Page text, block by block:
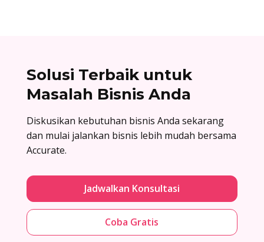
Solusi Terbaik untuk
Masalah Bisnis Anda
Diskusikan kebutuhan bisnis Anda sekarang
dan mulai jalankan bisnis lebih mudah bersama
Accurate.
Jadwalkan Konsultasi
Coba Gratis